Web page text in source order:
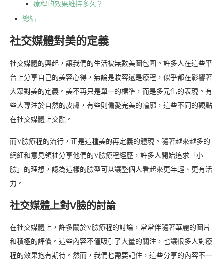
療程的效果維持多久？
總結
社交媒體對美的定義
社交媒體的興起，讓我們的生活被無數美圖包圍。許多人在這些平
台上分享自己的美容心得，無論是妝容還是療程，似乎都在影響著
大眾對美的定義。美不再只是單一的標準，而是多元化的表現。有
些人專注於自然的皮膚，有些則偏愛完美的輪廓，這些不同的觀點
在社交媒體上交融。
而V臉療程的流行，正是這種美的再定義的體現。隨著越來越多的
網紅和意見領袖分享他們的V臉療程經歷，許多人開始追求「小
臉」的理想，認為這樣的臉型可以讓整個人看起來更年輕、更有活
力。
社交媒體上對V臉的討論
在社交媒體上，許多關於V臉療程的討論，常常伴隨著華麗的圖片
和積極的評價。這些內容不僅吸引了大量的關注，也讓很多人對療
程的效果抱有期待。然而，我們也需要記住，這些分享的內容不一